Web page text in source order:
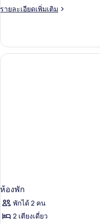
รายละเอียดเพิ่มเติม
ราย
เกี่ยว
กับ
ห้อง
ห้องพัก
พักได้ 2 คน
2 เตียงเดี่ยว